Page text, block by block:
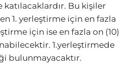
katılacaklardır. Bu kişiler
1. yerleştirme için en fazla
için ise en fazla on (10)
1.yerleştirmede
bulunmayacaktır.